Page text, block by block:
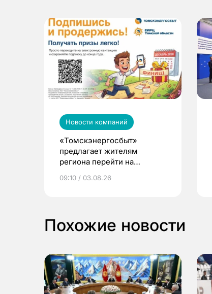
Новости компаний
«Томскэнергосбыт»
предлагает жителям
региона перейти на
выиграть призы
09:10 / 03.08.26
Похожие новости